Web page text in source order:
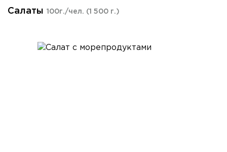
Салаты 100г./чел. (1 500 г.)